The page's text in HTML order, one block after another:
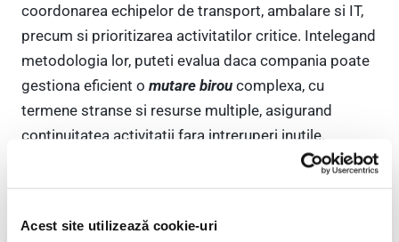
Acest site utilizează cookie-uri
coordonarea echipelor de transport, ambalare si IT,
precum si prioritizarea activitatilor critice. Intelegand
metodologia lor, puteti evalua daca compania poate
gestiona eficient o mutare birou complexa, cu
termene stranse si resurse multiple, asigurand
continuitatea activitatii fara intreruperi inutile.
Evaluati asigurarile, acreditarile
si standardele lor de siguranta